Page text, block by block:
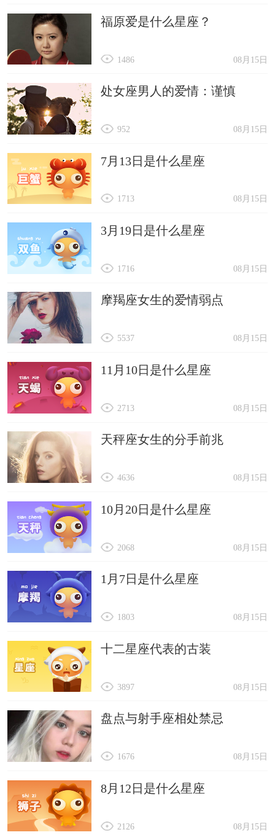
福原爱是什么星座？
08月15日
1486
处女座男人的爱情：谨慎
08月15日
952
7月13日是什么星座
08月15日
1713
3月19日是什么星座
08月15日
1716
摩羯座女生的爱情弱点
08月15日
5537
11月10日是什么星座
08月15日
2713
天秤座女生的分手前兆
08月15日
4636
10月20日是什么星座
08月15日
2068
1月7日是什么星座
08月15日
1803
十二星座代表的古装
08月15日
3897
盘点与射手座相处禁忌
08月15日
1676
8月12日是什么星座
08月15日
2126